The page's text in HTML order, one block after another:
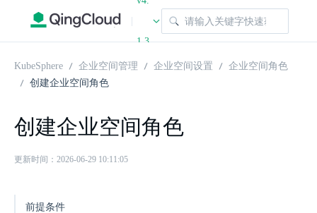
|
1.3
KubeSphere 企业空间管理 企业空间设置
企业空间角色
创建企业空间角色
创建企业空间角色
更新时间：2026-06-29 10:11:05
前提条件